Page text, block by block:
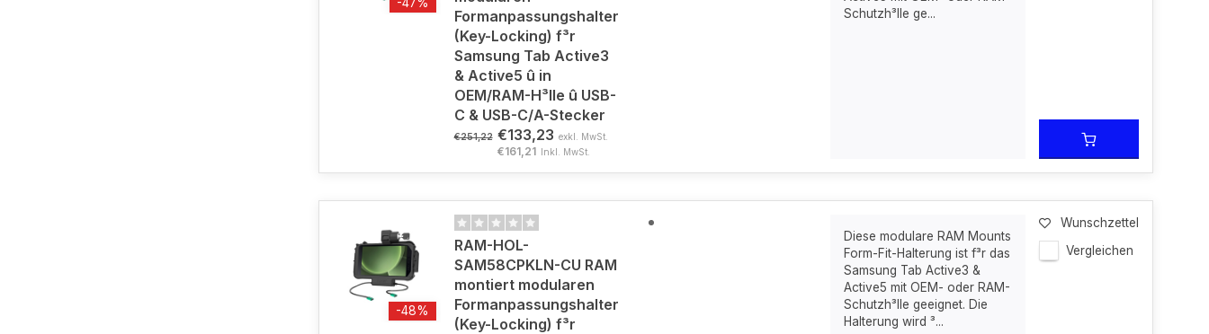
Formanpassungshalter
(Key-Locking) f³r
Samsung Tab Active3
& Active5 û in
OEM/RAM-H³lle û USB-
C & USB-C/A-Stecker
€251,22 €133,23 exkl. MwSt.
€161,21 Inkl. MwSt.
Schutzh³lle ge...
-48%
RAM-HOL-
SAM58CPKLN-CU RAM
montiert modularen
Formanpassungshalter
(Key-Locking) f³r
Diese modulare RAM Mounts
Form-Fit-Halterung ist f³r das
Samsung Tab Active3 &
Active5 mit OEM- oder RAM-
Schutzh³lle geeignet. Die
Halterung wird ³...
Wunschzettel
Vergleichen